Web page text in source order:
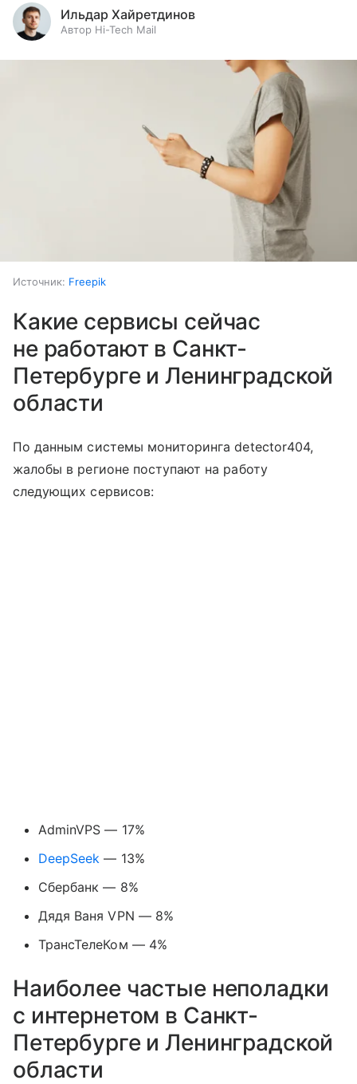
Ильдар Хайретдинов
Автор Hi-Tech Mail
Источник: Freepik
Какие сервисы сейчас
не работают в Санкт-
Петербурге и Ленинградской
области
По данным системы мониторинга detector404,
жалобы в регионе поступают на работу
следующих сервисов:
AdminVPS — 17%
DeepSeek — 13%
Сбербанк — 8%
Дядя Ваня VPN — 8%
ТрансТелеКом — 4%
Наиболее частые неполадки
с интернетом в Санкт-
Петербурге и Ленинградской
области